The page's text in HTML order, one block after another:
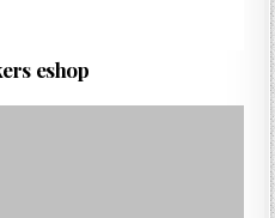
eshop